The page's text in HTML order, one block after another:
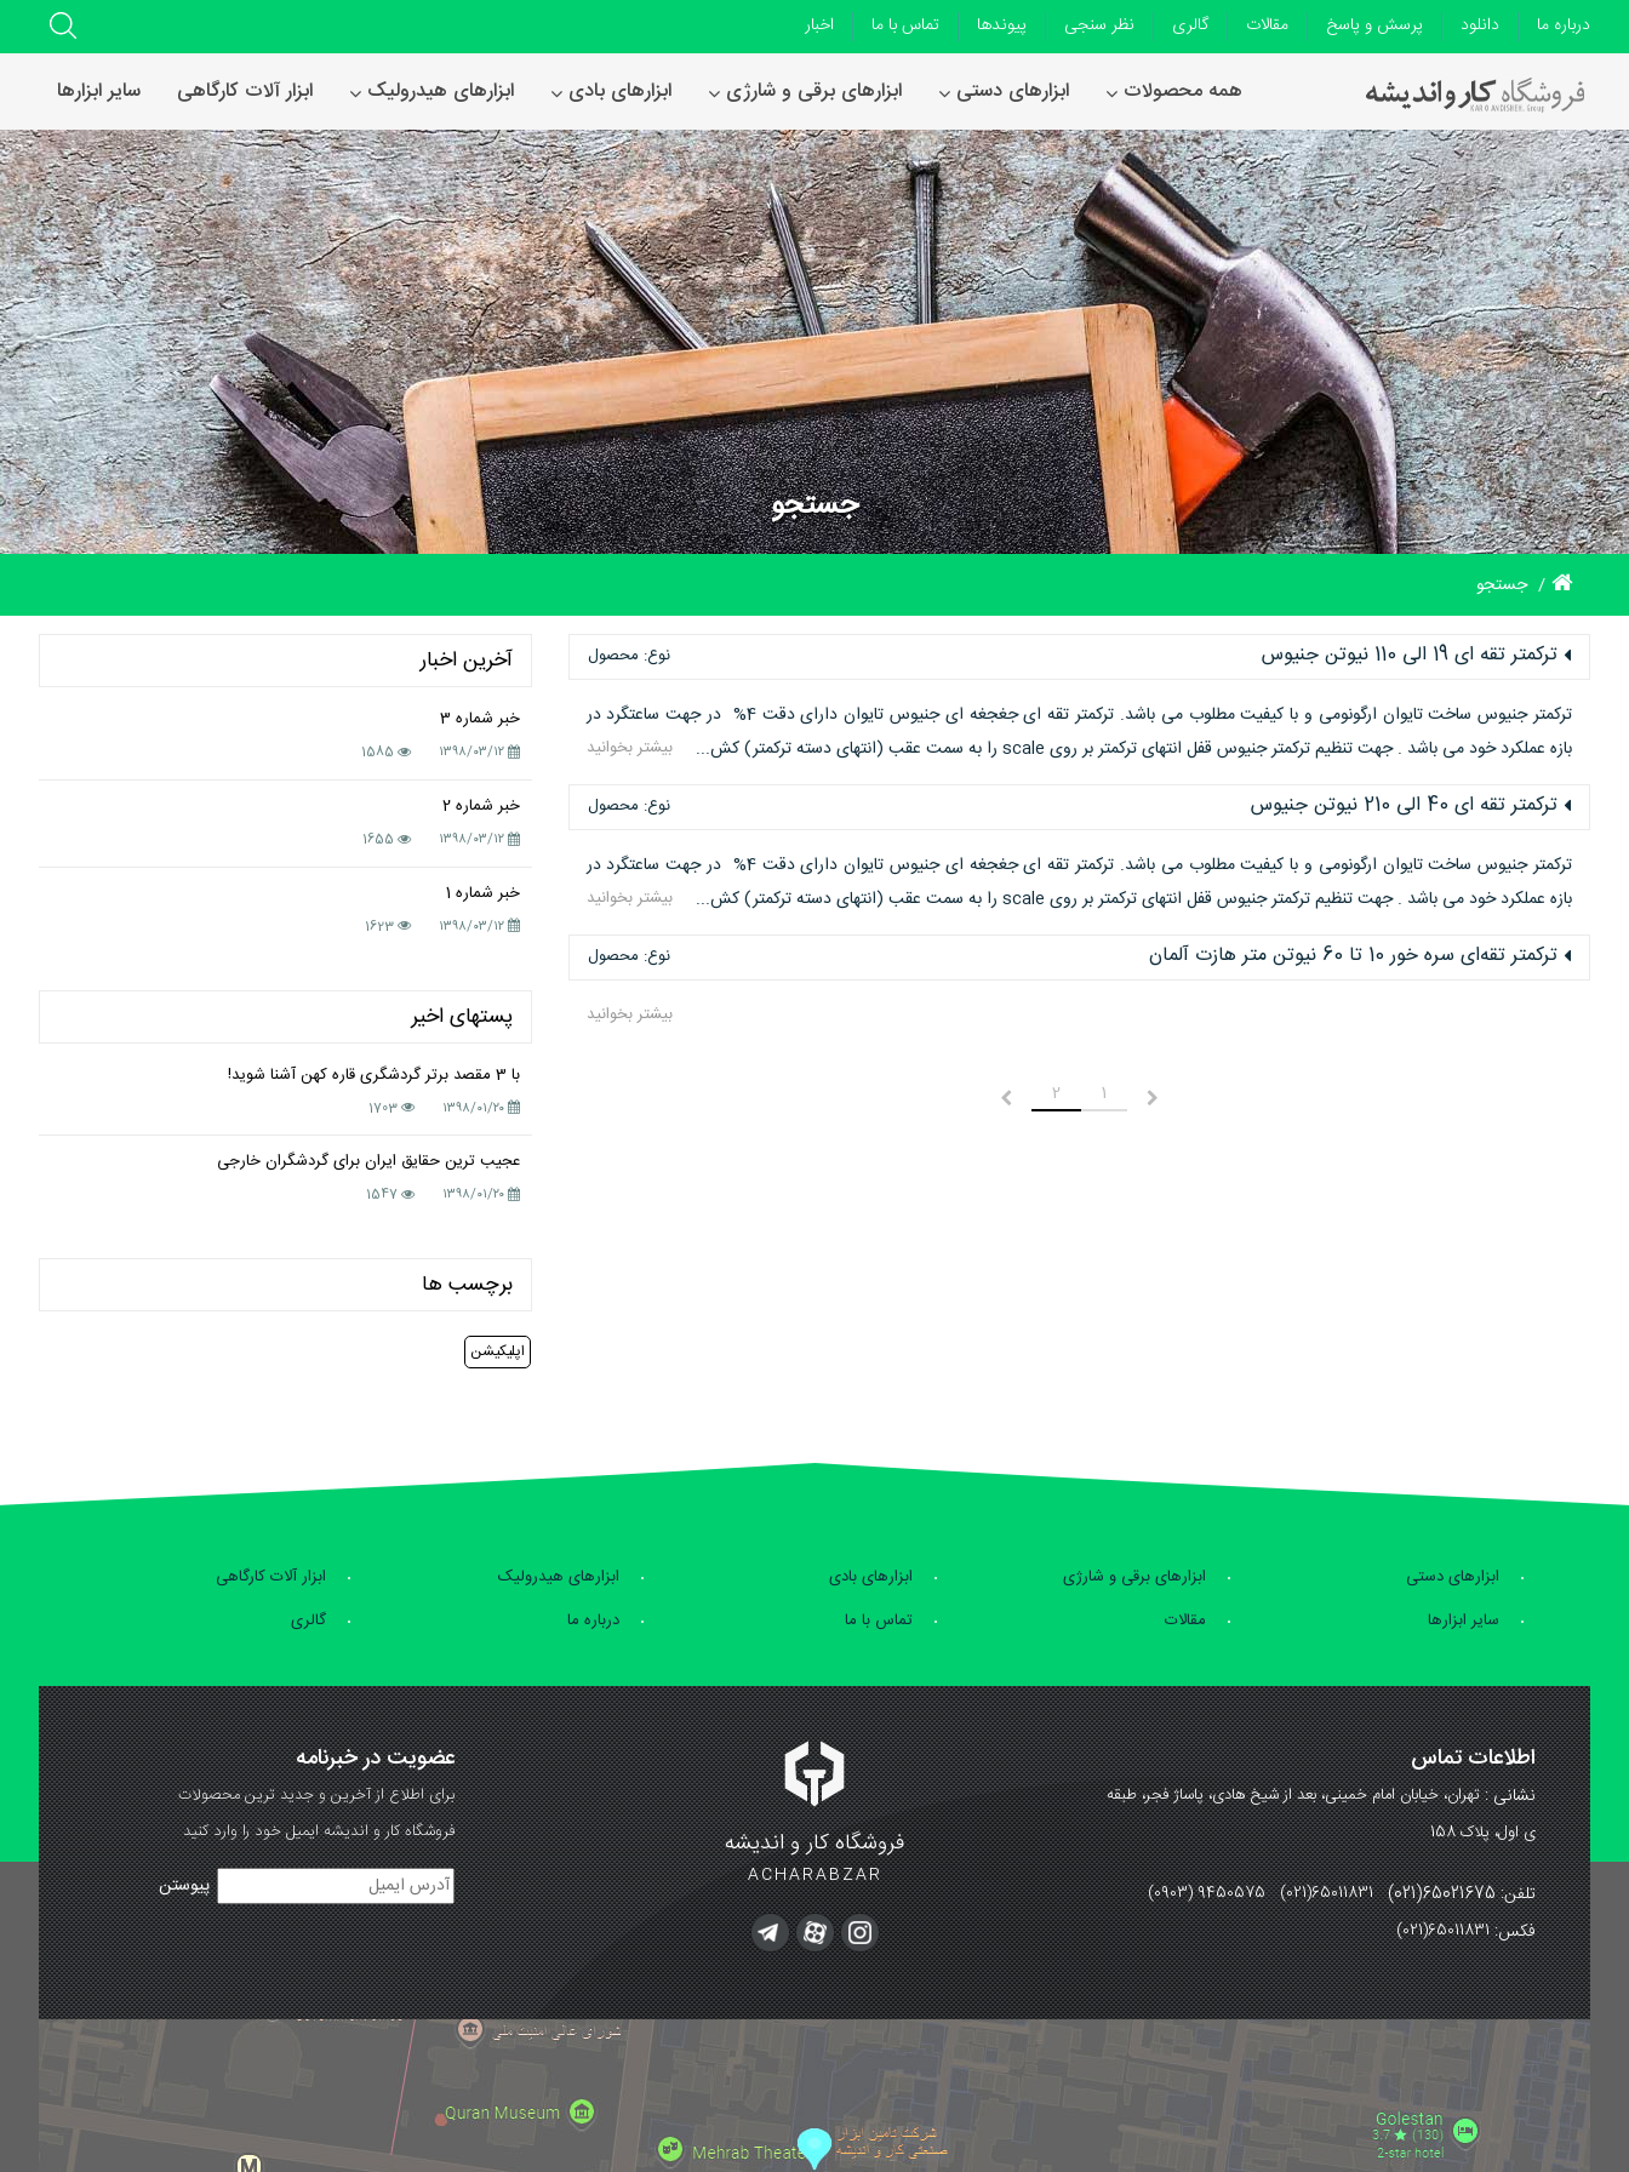
همه محصولات ابزارهای دستی ابزارهای برقی و شارژی ابزارهای بادی ابزارهای هیدرولیک ابزار آلات کارگاهی سایر ابزارها
درباره ما دانلود پرسش و پاسخ مقالات گالری نظر سنجی پیوندها تماس با ما اخبار
جستجو
جستجو
ترکمتر تقه ای 19 الی 110 نیوتن جنیوس نوع: محصول
ترکمتر جنیوس ساخت تایوان ارگونومی و با کیفیت مطلوب می باشد. ترکمتر تقه ای جغجغه ای جنیوس تایوان دارای دقت 4% در جهت ساعتگرد در
بازه عملکرد خود می باشد . جهت تنظیم ترکمتر جنیوس قفل انتهای ترکمتر بر روی scale را به سمت عقب (انتهای دسته ترکمتر) کش...
بیشتر بخوانید
ترکمتر تقه ای 40 الی 210 نیوتن جنیوس نوع: محصول
ترکمتر جنیوس ساخت تایوان ارگونومی و با کیفیت مطلوب می باشد. ترکمتر تقه ای جغجغه ای جنیوس تایوان دارای دقت 4% در جهت ساعتگرد در
بازه عملکرد خود می باشد . جهت تنظیم ترکمتر جنیوس قفل انتهای ترکمتر بر روی scale را به سمت عقب (انتهای دسته ترکمتر) کش...
بیشتر بخوانید
ترکمتر تقه‌ای سره خور 10 تا 60 نیوتن متر هازت آلمان نوع: محصول
بیشتر بخوانید
1
2
آخرین اخبار
خبر شماره 3
۱۳۹۸/۰۳/۱۲ 1585
خبر شماره 2
۱۳۹۸/۰۳/۱۲ 1655
خبر شماره 1
۱۳۹۸/۰۳/۱۲ 1623
پستهای اخیر
با 3 مقصد برتر گردشگری قاره کهن آشنا شوید!
۱۳۹۸/۰۱/۲۰ 1703
عجیب ترین حقایق ایران برای گردشگران خارجی
۱۳۹۸/۰۱/۲۰ 1547
برچسب ها
اپلیکیشن
ابزارهای دستی ابزارهای برقی و شارژی ابزارهای بادی ابزارهای هیدرولیک
ابزار آلات کارگاهی
سایر ابزارها
مقالات تماس با ما درباره ما گالری
فروشگاه کار و اندیشه
ACHARABZAR
اطلاعات تماس
نشانی :تهران، خیابان امام خمینی، بعد از شیخ هادی، پاساژ فجر، طبقه
ی اول، پلاک 158
تلفن: 65021675(021) (0903) 9450575 (021)65011831
فکس:(021)65011831
عضویت در خبرنامه
برای اطلاع از آخرین و جدید ترین محصولات
فروشگاه کار و اندیشه ایمیل خود را وارد کنید